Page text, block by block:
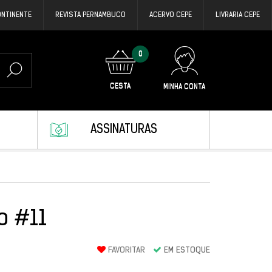
REVISTA PERNAMBUCO ACERVO CEPE LIVRARIA CEPE
0
CESTA MINHA CONTA
ASSINATURAS
#11
FAVORITAR EM ESTOQUE